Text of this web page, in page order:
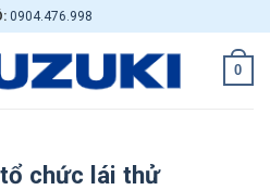
0904.476.998
0
chức lái thử